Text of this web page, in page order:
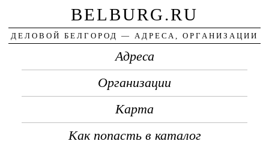
BELBURG.RU
ДЕЛОВОЙ БЕЛГОРОД — АДРЕСА, ОРГАНИЗАЦИИ
Адреса
Организации
Карта
Как попасть в каталог